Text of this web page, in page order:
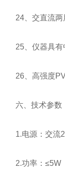
24、交直流两用
25、仪器具有中
26、高强度
六、技术参数
1.电源：交流
2.功率：≤5W